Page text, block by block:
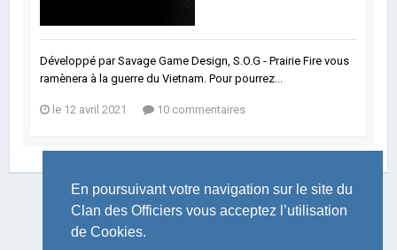
En poursuivant votre navigation sur le site du
Clan des Officiers vous acceptez l’utilisation
de Cookies.
Développé par Savage Game Design, S.O.G - Prairie Fire vous
ramènera à la guerre du Vietnam. Pour pourrez...
le 12 avril 2021 10 commentaires
LANGUE